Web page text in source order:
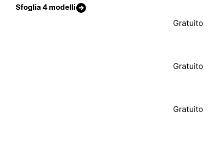
Sfoglia 4 modelli
Gratuito
Gratuito
Gratuito